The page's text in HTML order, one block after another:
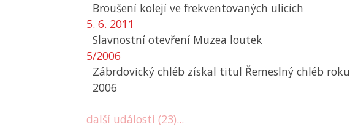
Broušení kolejí ve frekventovaných ulicích
5. 6. 2011
Slavnostní otevření Muzea loutek
5/2006
Zábrdovický chléb získal titul Řemeslný chléb roku
2006
další události (23)...